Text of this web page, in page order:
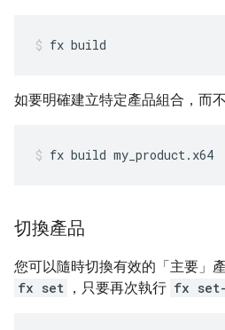
fx build
如要明確建立特定產品組合，而
fx build my_product.x64
切換產品
您可以隨時切換有效的「主要」
fx set ，只要再次執行 fx set-